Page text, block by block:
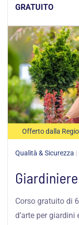
GRATUITO
Offerto dalla
Qualità & Sicurezza |
Giardiniere
Corso gratuito di
d’arte per